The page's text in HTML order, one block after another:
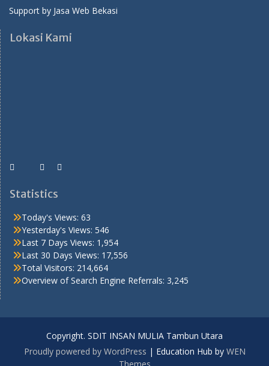
Support by Jasa Web Bekasi
Lokasi Kami
Statistics
Today's Views: 63
Yesterday's Views: 546
Last 7 Days Views: 1,954
Last 30 Days Views: 17,556
Total Visitors: 214,664
Overview of Search Engine Referrals: 3,245
Copyright. SDIT INSAN MULIA Tambun Utara
Proudly powered by WordPress | Education Hub by WEN
Themes